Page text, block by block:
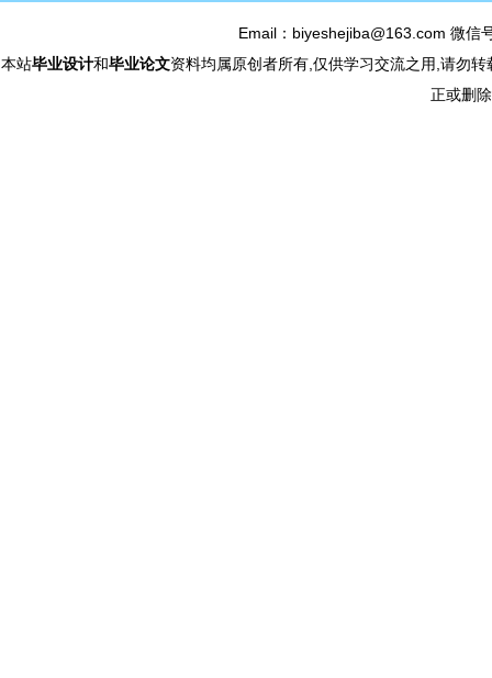
Email：biyeshejiba@163.com 微
本站毕业设计和毕业论文资料均属原创者所有,仅供学习交流之用,请勿
正或删